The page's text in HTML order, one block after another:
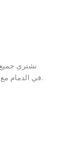
نشتري
في الدمام مع تقييم عادل، استلام سريع، ودفع فوري.